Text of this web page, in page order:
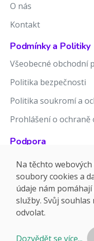
O nás
Kontakt
Podmínky a Politiky
Všeobecné obchodní
Politika bezpečnosti
Politika soukromí a
Prohlášení o ochraně
Podpora
Znalostní báze
Release notes
Na těchto
soubory cookies a
údaje nám
služby. Svůj
odvolat.
Dozvědět se více...